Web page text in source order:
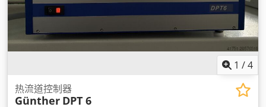
1 /4
热流道控制器
Günther DPT 6